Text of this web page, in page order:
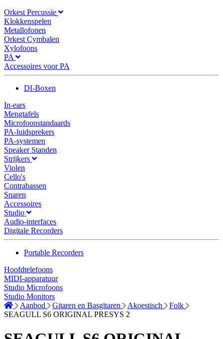
Orkest Percussie
Klokkenspelen
Metallofonen
Orkest Cymbalen
Xylofoons
PA
Accessoires voor PA
DI-Boxen
In-ears
Mengtafels
Microfoonstandaards
PA-luidsprekers
PA-systemen
Speaker Standen
Strijkers
Violen
Cello's
Contrabassen
Snaren
Accessoires
Studio
Audio-interfaces
Digitale Recorders
Portable Recorders
Hoofdtelefoons
MIDI-apparatuur
Studio Microfoons
Studio Monitors
Aanbod
Gitaren en Basgitaren Akoestisch
Folk
SEAGULL S6 ORIGINAL PRESYS 2